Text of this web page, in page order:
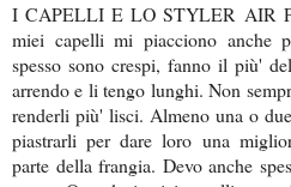
I CAPELLI E LO STYLER AIR
miei capelli mi piacciono anche
spesso sono crespi, fanno il più'
arrendo e li tengo lunghi. Non
renderli più' lisci. Almeno una o
piastrarli per dare loro una
parte della frangia. Devo anche